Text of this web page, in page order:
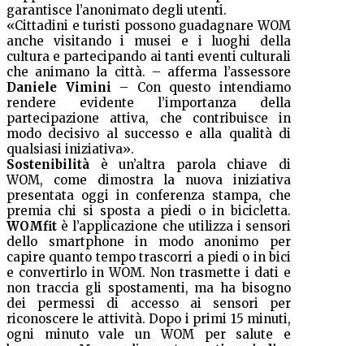
garantisce l’anonimato degli utenti.
«Cittadini e turisti possono guadagnare WOM
anche visitando i musei e i luoghi della
cultura e partecipando ai tanti eventi culturali
che animano la città. – afferma l’assessore
Daniele Vimini – Con questo intendiamo
rendere evidente l’importanza della
partecipazione attiva, che contribuisce in
modo decisivo al successo e alla qualità di
qualsiasi iniziativa».
Sostenibilità è un’altra parola chiave di
WOM, come dimostra la nuova iniziativa
presentata oggi in conferenza stampa, che
premia chi si sposta a piedi o in bicicletta.
WOMfit è l’applicazione che utilizza i sensori
dello smartphone in modo anonimo per
capire quanto tempo trascorri a piedi o in bici
e convertirlo in WOM. Non trasmette i dati e
non traccia gli spostamenti, ma ha bisogno
dei permessi di accesso ai sensori per
riconoscere le attività. Dopo i primi 15 minuti,
ogni minuto vale un WOM per salute e